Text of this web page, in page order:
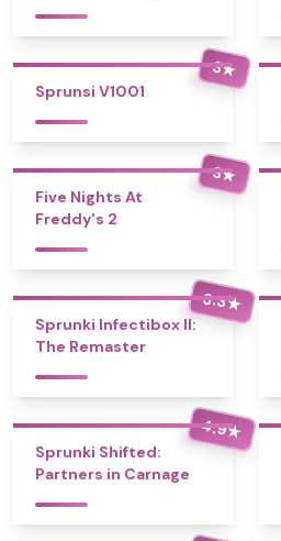
3★
Sprunsi V1001
3★
Five Nights At
Freddy's 2
3.3★
Sprunki Infectibox II:
The Remaster
4.9★
Sprunki Shifted:
Partners in Carnage